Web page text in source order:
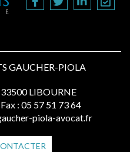
GAUCHER-PIOLA
LIBOURNE
: 05 57 51 73 64
piola-avocat.fr